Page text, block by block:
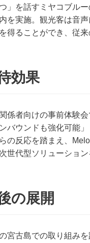
」を話すミヤコブル
を実施。観光客は音
得ることができ、従
効果
係者向けの事前体験
バウンドも強化可能
の反応を踏まえ、
世代型ソリューション
の展開
宮古島での取り組み